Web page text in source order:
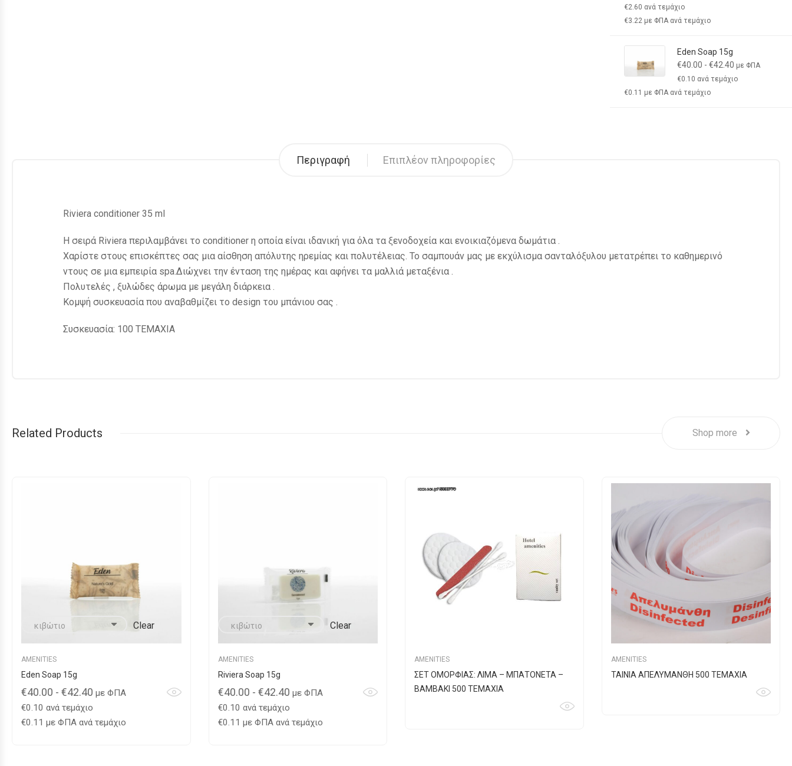
€2.60 ανά τεμάχιο
€3.22 με ΦΠΑ ανά τεμάχιο
Eden Soap 15g
€40.00 - €42.40 με ΦΠΑ
€0.10 ανά τεμάχιο
€0.11 με ΦΠΑ ανά τεμάχιο
Περιγραφή Επιπλέον πληροφορίες
Riviera conditioner 35 ml
Η σειρά Riviera περιλαμβάνει το conditioner η οποία είναι ιδανική για όλα τα ξενοδοχεία και ενοικιαζόμενα δωμάτια .
Χαρίστε στους επισκέπτες σας μια αίσθηση απόλυτης ηρεμίας και πολυτέλειας. Το σαμπουάν μας με εκχύλισμα σανταλόξυλου μετατρέπει το καθημερινό
ντους σε μια εμπειρία spa.Διώχνει την ένταση της ημέρας και αφήνει τα μαλλιά μεταξένια .
Πολυτελές , ξυλώδες άρωμα με μεγάλη διάρκεια .
Κομψή συσκευασία που αναβαθμίζει το design του μπάνιου σας .
Συσκευασία: 100 ΤΕΜΑΧΙΑ
Related Products Shop more
Clear
AMENITIES
Eden Soap 15g
€40.00 - €42.40 με ΦΠΑ
€0.10 ανά τεμάχιο
€0.11 με ΦΠΑ ανά τεμάχιο
Clear
AMENITIES
Riviera Soap 15g
€40.00 - €42.40 με ΦΠΑ
€0.10 ανά τεμάχιο
€0.11 με ΦΠΑ ανά τεμάχιο
AMENITIES
ΣΕΤ ΟΜΟΡΦΙΑΣ: ΛΙΜΑ – ΜΠΑΤΟΝΕΤΑ –
ΒΑΜΒΑΚΙ 500 TEMAXIA
AMENITIES
ΤΑΙΝΙΑ ΑΠΕΛΥΜΑΝΘΗ 500 ΤΕΜΑΧΙΑ